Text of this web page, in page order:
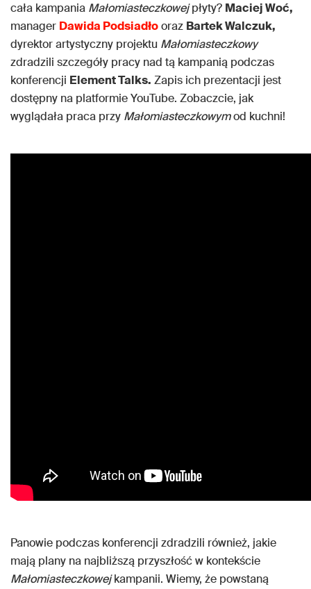
cała kampania Małomiasteczkowejpłyty? Maciej Woć,
manager Dawida Podsiadłooraz Bartek Walczuk,
dyrektor artystyczny projektu Małomiasteczkowy
zdradzili szczegóły pracy nad tą kampanią podczas
konferencji Element Talks. Zapis ich prezentacji jest
dostępny na platformie YouTube. Zobaczcie, jak
wyglądała praca przy Małomiasteczkowymod kuchni!
Panowie podczas konferencji zdradzili również, jakie
mają plany na najbliższą przyszłość w kontekście
Małomiasteczkowejkampanii. Wiemy, że powstaną